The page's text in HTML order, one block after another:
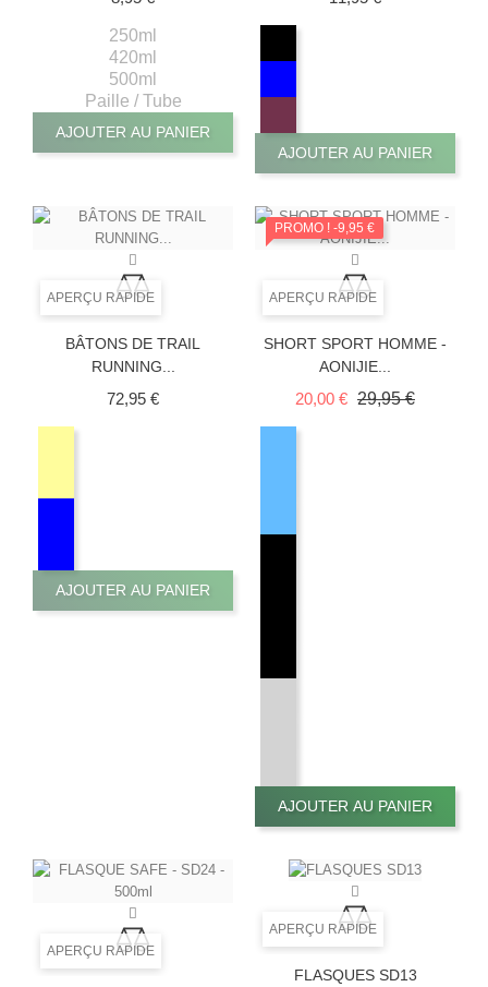
250ml
420ml
500ml
Paille / Tube
AJOUTER AU PANIER
AJOUTER AU PANIER
APERÇU RAPIDE
BÂTONS DE TRAIL
RUNNING...
72,95 €Prix
AJOUTER AU PANIER
APERÇU RAPIDE
PROMO ! -9,95 €
SHORT SPORT HOMME -
AONIJIE...
20,00 € Prix de base
29,95 €Prix
AJOUTER AU PANIER
APERÇU RAPIDE
APERÇU RAPIDE
FLASQUES SD13